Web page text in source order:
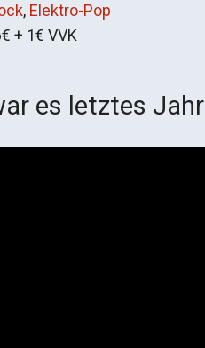
, Elektro-Pop
+ 1€ VVK
es letztes Jahr